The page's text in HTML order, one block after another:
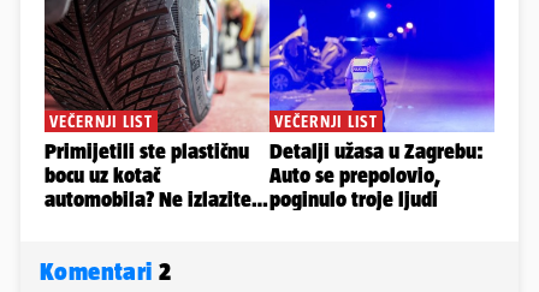
Komentari 2